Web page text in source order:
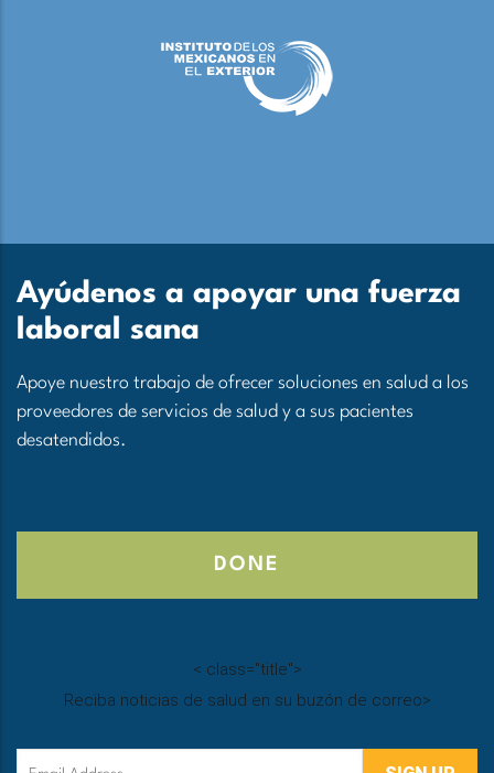
Ayúdenos a apoyar una fuerza
laboral sana
Apoye nuestro trabajo de ofrecer soluciones en salud a los
proveedores de servicios de salud y a sus pacientes
desatendidos.
DONE
< class="title">
Reciba noticias de salud en su buzón de correo>
Email